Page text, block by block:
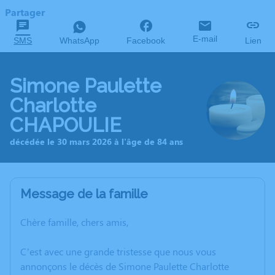
Partager
SMS WhatsApp Facebook E-mail Lien
Simone Paulette
Charlotte
CHAPOULIE
décédée le 30 mars 2026 à l'âge de 84 ans
Message de la famille
Chère famille, chers amis,
C’est avec une grande tristesse que nous vous
annonçons le décès de Simone Paulette Charlotte